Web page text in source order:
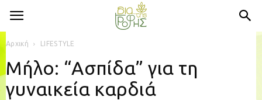
Αρχική LIFESTYLE
Μήλο: “Ασπίδα” για τη
γυναικεία καρδιά